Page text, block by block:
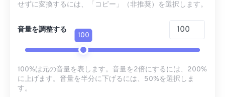
せずに変換するには、「コピー」（非推奨）を選択します。
音量を調整する
100
100%は元の音量を表します。音量を2倍にするには、200%
に上げます。音量を半分に下げるには、50%を選択しま
す。